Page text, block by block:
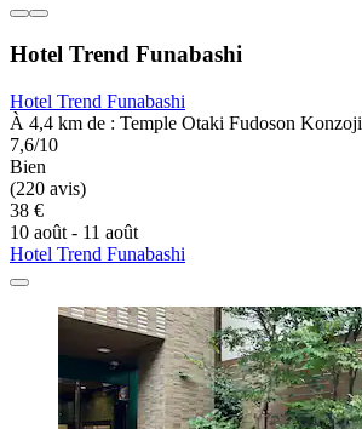
Hotel Trend Funabashi
Hotel Trend Funabashi
À 4,4 km de : Temple Otaki Fudoson Konzoji
7,6/10
Bien
(220 avis)
38 €
10 août - 11 août
Hotel Trend Funabashi